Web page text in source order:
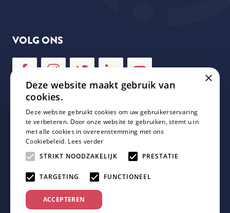
VOLG ONS
NIEUWSBRIEF
Schrijf je in voor onze nieuwsbrief en mis geen enkele
update van Plaza Padel!
×
Deze website maakt gebruik van
cookies.
Deze website gebruikt cookies om uw gebruikerservaring
te verbeteren. Door onze website te gebruiken, stemt u in
met alle cookies in overeenstemming met ons
Cookiebeleid. Lees verder
STRIKT NOODZAKELIJK
PRESTATIE
TARGETING FUNCTIONEEL
ACCEPTEREN